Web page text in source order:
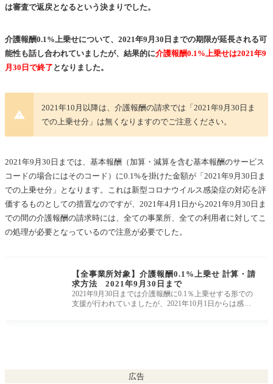
は審査で返戻となる という決まりでした。
介護報酬0.1%上乗せについて、2021年9月30日までの期限が延長される可
能性も話し合われていましたが、結果的に介護報酬0.1%上乗せは2021年9
月30日で終了 となりました。
2021年10月以降は、介護報酬の請求では「2021年9月30日ま
での上乗せ分」は無くなりますのでご注意ください。
2021年9月30日までは、基本報酬（加算・減算を含む基本報酬のサービス
コードの場合にはそのコード）に0.1%を掛けた金額が「2021年9月30日ま
での上乗せ分」となります。これは新型コロナウイルス感染症の対応を評
価するものとしての措置なのですが、2021年4月1日から2021年9月30日ま
での間の介護報酬の請求時には、全ての事業所、全ての利用者に対してこ
の処理が必要となっているので注意が必要でした。
【全事業所対象】介護報酬0.1%上乗せ 計算・請
求方法 2021年9月30日まで
2021年9月30日までは介護報酬に0.1％上乗せする形での
支援が行われていましたが、2021年10月1日からは感染
広告